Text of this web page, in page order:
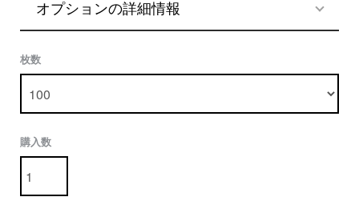
オプションの詳細情報
枚数
購入数